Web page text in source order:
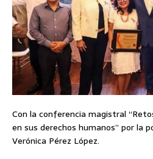
Con la conferencia magistral
en sus derechos humanos” por la
Verónica Pérez López.